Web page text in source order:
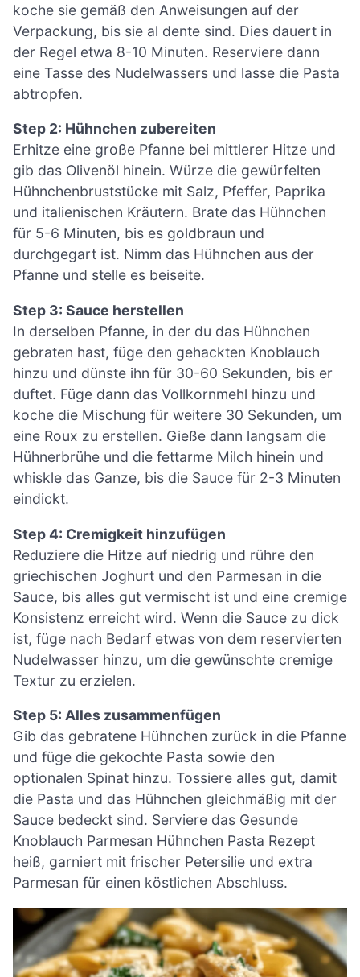
koche sie gemäß den Anweisungen auf der
Verpackung, bis sie al dente sind. Dies dauert in
der Regel etwa 8-10 Minuten. Reserviere dann
eine Tasse des Nudelwassers und lasse die Pasta
abtropfen.
Step 2: Hühnchen zubereiten
Erhitze eine große Pfanne bei mittlerer Hitze und
gib das Olivenöl hinein. Würze die gewürfelten
Hühnchenbruststücke mit Salz, Pfeffer, Paprika
und italienischen Kräutern. Brate das Hühnchen
für 5-6 Minuten, bis es goldbraun und
durchgegart ist. Nimm das Hühnchen aus der
Pfanne und stelle es beiseite.
Step 3: Sauce herstellen
In derselben Pfanne, in der du das Hühnchen
gebraten hast, füge den gehackten Knoblauch
hinzu und dünste ihn für 30-60 Sekunden, bis er
duftet. Füge dann das Vollkornmehl hinzu und
koche die Mischung für weitere 30 Sekunden, um
eine Roux zu erstellen. Gieße dann langsam die
Hühnerbrühe und die fettarme Milch hinein und
whiskle das Ganze, bis die Sauce für 2-3 Minuten
eindickt.
Step 4: Cremigkeit hinzufügen
Reduziere die Hitze auf niedrig und rühre den
griechischen Joghurt und den Parmesan in die
Sauce, bis alles gut vermischt ist und eine cremige
Konsistenz erreicht wird. Wenn die Sauce zu dick
ist, füge nach Bedarf etwas von dem reservierten
Nudelwasser hinzu, um die gewünschte cremige
Textur zu erzielen.
Step 5: Alles zusammenfügen
Gib das gebratene Hühnchen zurück in die Pfanne
und füge die gekochte Pasta sowie den
optionalen Spinat hinzu. Tossiere alles gut, damit
die Pasta und das Hühnchen gleichmäßig mit der
Sauce bedeckt sind. Serviere das Gesunde
Knoblauch Parmesan Hühnchen Pasta Rezept
heiß, garniert mit frischer Petersilie und extra
Parmesan für einen köstlichen Abschluss.